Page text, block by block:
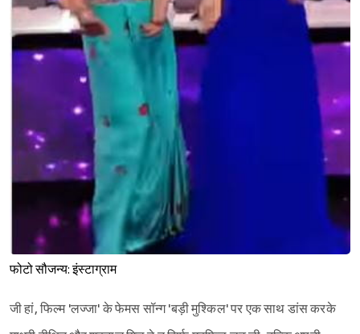
फोटो सौजन्य: इंस्टाग्राम
जी हां, फिल्म 'लज्जा' के फेमस सॉन्ग 'बड़ी मुश्किल' पर एक साथ डांस करके